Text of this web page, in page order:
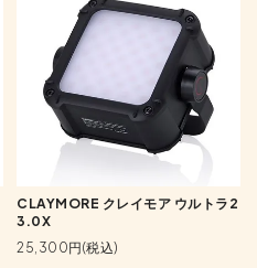
CLAYMORE クレイモア ウルトラ2
3.0X
25,300円(税込)